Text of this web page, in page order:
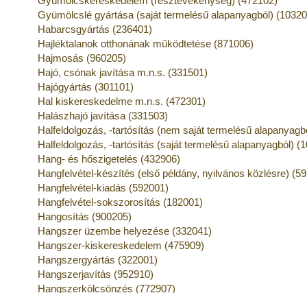
Gyümölcslé gyártása (saját termelésű alapanyagból)
Habarcsgyártás (236401)
Hajléktalanok otthonának működtetése (871006)
Hajmosás (960205)
Hajó, csónak javítása m.n.s. (331501)
Hajógyártás (301101)
Hal kiskereskedelme m.n.s. (472301)
Halászhajó javítása (331503)
Halfeldolgozás, -tartósítás (nem saját termelésű
Halfeldolgozás, -tartósítás (saját termelésű alapanyagból)
Hang- és hőszigetelés (432906)
Hangfelvétel-készítés (első példány, nyilvános közlésre)
Hangfelvétel-kiadás (592001)
Hangfelvétel-sokszorosítás (182001)
Hangosítás (900205)
Hangszer üzembe helyezése (332041)
Hangszer-kiskereskedelem (475909)
Hangszergyártás (322001)
Hangszerjavítás (952910)
Hangszerkölcsönzés (772907)